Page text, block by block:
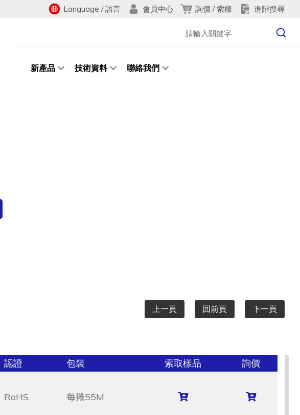
Language / 語言 會員中心 詢價 / 索樣 進階搜尋
新產品 技術資料 聯絡我們
上一頁 回前頁 下一頁
認證 包裝 索取樣品 詢價
RoHS 每捲55M